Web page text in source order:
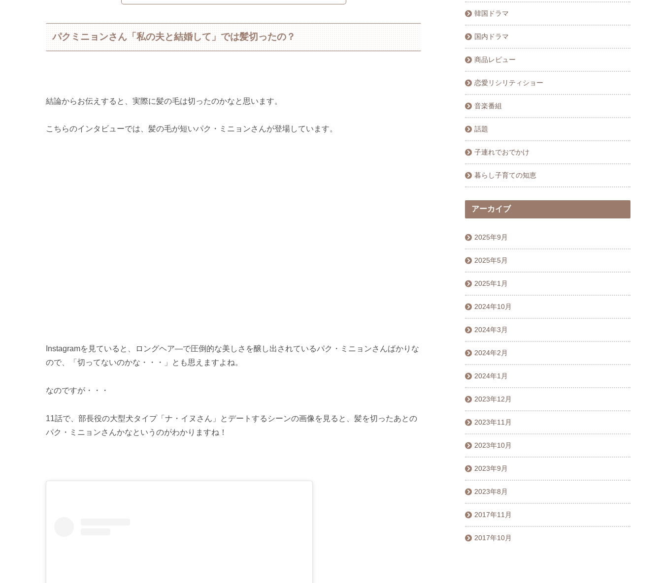
パクミニョンさん「私の夫と結婚して」では髪切ったの？
結論からお伝えすると、実際に髪の毛は切ったのかなと思います。
こちらのインタビューでは、髪の毛が短いパク・ミニョンさんが登場しています。
Instagramを見ていると、ロングヘア―で圧倒的な美しさを醸し出されているパク・ミニョンさんばかりな
ので、「切ってないのかな・・・」とも思えますよね。
なのですが・・・
11話で、部長役の大型犬タイプ「ナ・イヌさん」とデートするシーンの画像を見ると、髪を切ったあとの
パク・ミニョンさんかなというのがわかりますね！
韓国ドラマ
国内ドラマ
商品レビュー
恋愛リシリティショー
音楽番組
話題
子連れでおでかけ
暮らし子育ての知恵
アーカイブ
2025年9月
2025年5月
2025年1月
2024年10月
2024年3月
2024年2月
2024年1月
2023年12月
2023年11月
2023年10月
2023年9月
2023年8月
2017年11月
2017年10月